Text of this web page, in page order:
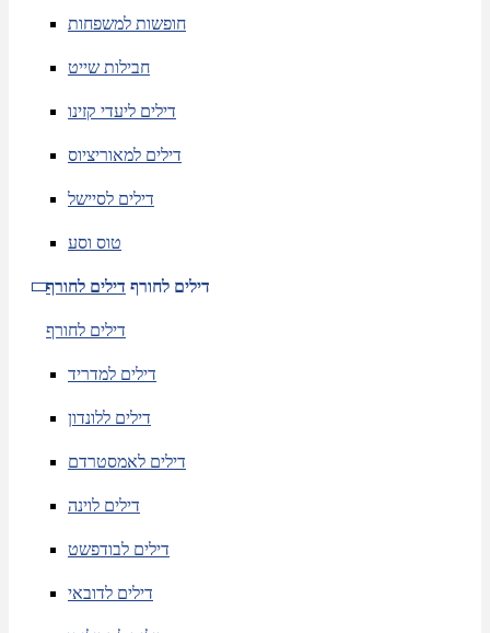
חופשות למשפחות
חבילות שייט
דילים ליעדי קזינו
דילים למאוריציוס
דילים לסיישל
טוס וסע
דילים לחורף דילים לחורף
דילים לחורף
דילים למדריד
דילים ללונדון
דילים לאמסטרדם
דילים לוינה
דילים לבודפשט
דילים לדובאי